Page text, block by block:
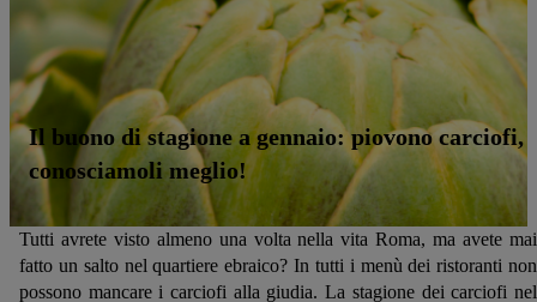
Il buono di stagione a gennaio: piovono carciofi,
conosciamoli meglio!
Tutti avrete visto almeno una volta nella vita Roma, ma avete mai
fatto un salto nel quartiere ebraico? In tutti i menù dei ristoranti non
possono mancare i carciofi alla giudia. La stagione dei carciofi nel